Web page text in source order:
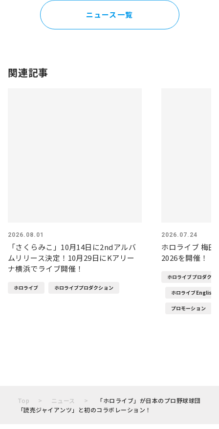
ニュース一覧
関連記事
2026.08.01
「さくらみこ」10月14日に2ndアルバ
ムリリース決定！10月29日にKアリー
ナ横浜でライブ開催！
ホロライブ ホロライブプロダクション
2026.07.24
ホロライブ 梅
2026を開催！
ホロライブプロダクシ
ホロライブEnglish
プロモーション
Top ニュース
「ホロライブ」が日本のプロ野球球団
「読売ジャイアンツ」と初のコラボレーション！